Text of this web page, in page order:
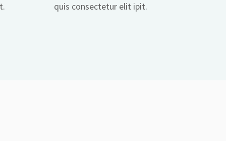
quis consectetur elit ipit.